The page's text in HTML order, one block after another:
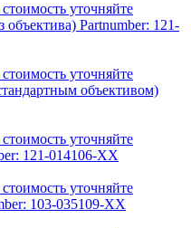
уточняйте
Partnumber: 121-
уточняйте
объективом)
уточняйте
121-014106-XX
уточняйте
103-035109-XX